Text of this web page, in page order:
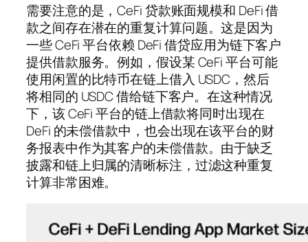
需要注意的是，CeFi 贷款账面规模和 DeFi 借
款之间存在潜在的重复计算问题。这是因为
一些 CeFi 平台依赖 DeFi 借贷应用为链下客户
提供借款服务。例如，假设某 CeFi 平台可能
使用闲置的比特币在链上借入 USDC，然后
将相同的 USDC 借给链下客户。在这种情况
下，该 CeFi 平台的链上借款将同时出现在
DeFi 的未偿借款中，也会出现在该平台的财
务报表中作为其客户的未偿借款。由于缺乏
披露和链上归属的清晰标注，过滤这种重复
计算非常困难。